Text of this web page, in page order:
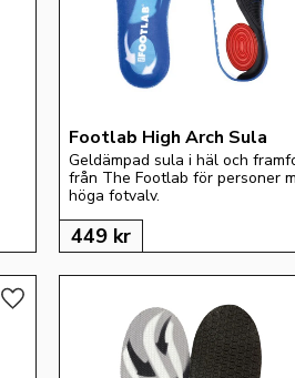
Footlab High Arch Sula
Geldämpad sula i häl och
från The Footlab för personer
höga fotvalv.
449 kr
Lägg till i favoriter